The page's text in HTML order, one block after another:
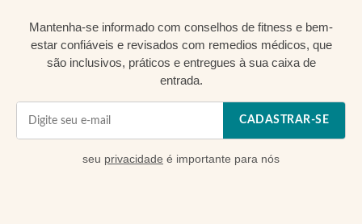
Mantenha-se informado com conselhos de fitness e bem-
estar confiáveis e revisados com remedios médicos, que
são inclusivos, práticos e entregues à sua caixa de
entrada.
CADASTRAR-SE
seu privacidade é importante para nós